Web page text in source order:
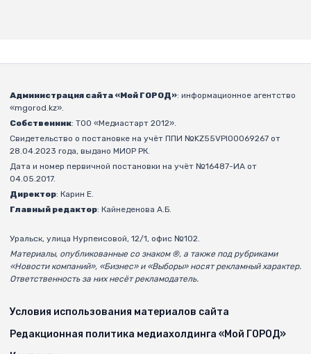
Администрация сайта «Мой ГОРОД»: информационное агентство
«mgorod.kz».
Собственник: ТОО «Медиастарт 2012».
Свидетельство о постановке на учёт ППИ №KZ55VPI00069267 от
28.04.2023 года, выдано МИОР РК.
Дата и номер первичной постановки на учёт №16487-ИА от
04.05.2017.
Директор: Карин Е.
Главный редактор: Кайнеденова А.Б.
Уральск, улица Нурпеисовой, 12/1, офис №102.
Материалы, опубликованные со знаком ®, а также под рубриками
«Новости компаний», «Бизнес» и «Выборы» носят рекламный характер.
Ответственность за них несёт рекламодатель.
Условия использования материалов сайта
Редакционная политика медиахолдинга «Мой ГОРОД»